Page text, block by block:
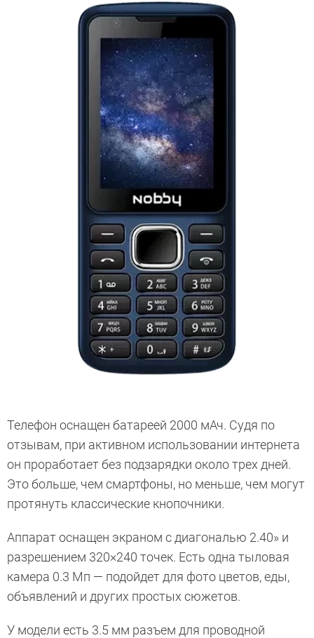
Телефон оснащен батареей 2000 мАч. Судя по
отзывам, при активном использовании интернета
он проработает без подзарядки около трех дней.
Это больше, чем смартфоны, но меньше, чем могут
протянуть классические кнопочники.
Аппарат оснащен экраном с диагональю 2.40» и
разрешением 320×240 точек. Есть одна тыловая
камера 0.3 Мп — подойдет для фото цветов, еды,
объявлений и других простых сюжетов.
У модели есть 3.5 мм разъем для проводной